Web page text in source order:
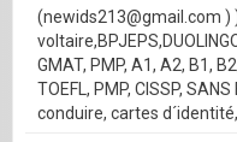
(newids213@gmail.com
GMAT, PMP, A1, A2, B1,
TOEFL, PMP, CISSP,
conduire, cartes